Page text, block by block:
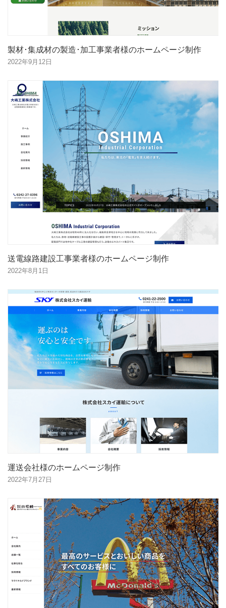
製材･集成材の製造･加工事業者様のホームページ制作
2022年9月12日
送電線路建設工事業者様のホームページ制作
2022年8月1日
運送会社様のホームページ制作
2022年7月27日